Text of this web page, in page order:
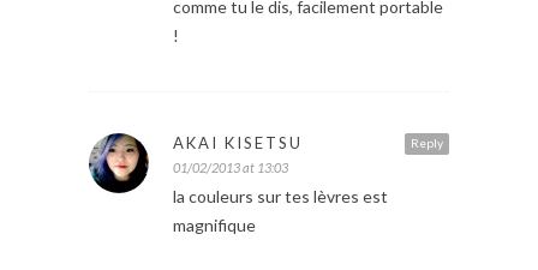
comme tu le dis, facilement portable
!
Reply
AKAI KISETSU
01/02/2013 at 13:03
la couleurs sur tes lèvres est
magnifique